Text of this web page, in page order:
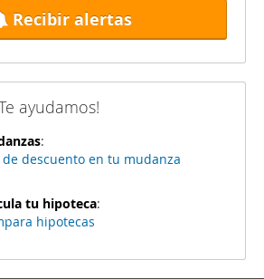
Recibir alertas
ayudamos!
:
de descuento en tu mudanza
tu hipoteca:
hipotecas